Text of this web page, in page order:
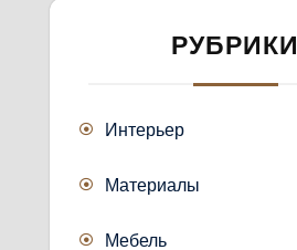
РУБРИКИ
Интерьер
Материалы
Мебель